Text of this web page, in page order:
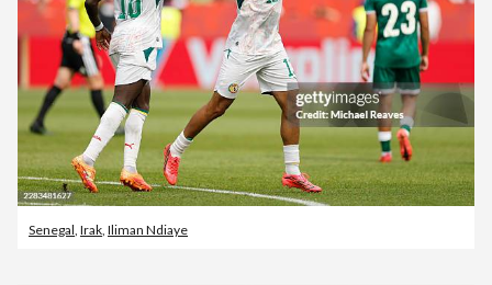
Senegal, Irak, Iliman Ndiaye